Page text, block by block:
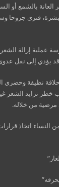
بالشمع أو
فنرى جروحا
عملية إزالة
يؤدي إلى نقل
نظيفة وحضري
خطر تزايد الشعر
من خلاله.
النساء اتخاذ